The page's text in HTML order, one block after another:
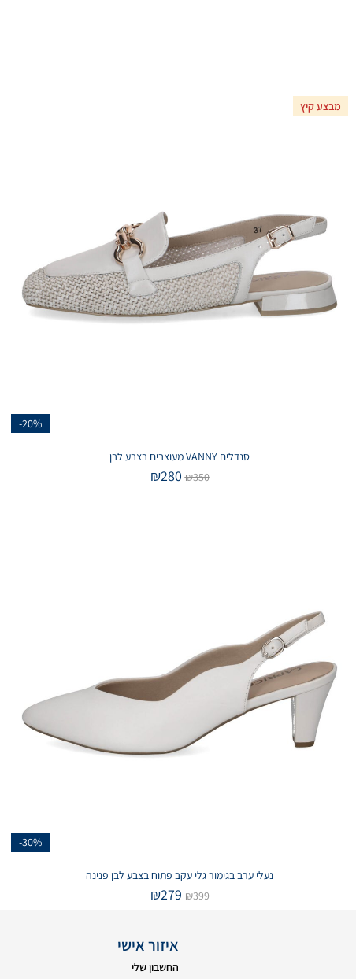
מבצע קיץ
-20%
סנדלים VANNY מעוצבים בצבע לבן
₪350
₪280
-30%
נעלי ערב בגימור גלי עקב פתוח בצבע לבן פנינה
₪399
₪279
איזור אישי
החשבון שלי